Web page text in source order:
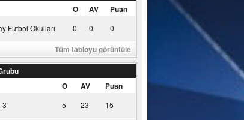
O AV Puan
Futbol Okulları 0 0 0
Tüm tabloyu görüntüle
O AV Puan
3 5 23 15